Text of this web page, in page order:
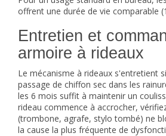
offrent une durée de vie comparable
Entretien et
armoire à rideaux
Le mécanisme à rideaux s'entretient
passage de chiffon sec dans les
les 6 mois suffit à maintenir un
rideau commence à accrocher,
(trombone, agrafe, stylo tombé) ne
la cause la plus fréquente de